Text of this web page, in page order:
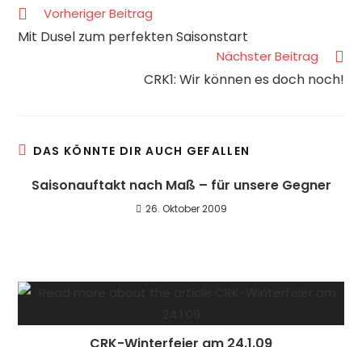
Vorheriger Beitrag
Mit Dusel zum perfekten Saisonstart
Nächster Beitrag
CRK1: Wir können es doch noch!
DAS KÖNNTE DIR AUCH GEFALLEN
Saisonauftakt nach Maß – für unsere Gegner
26. Oktober 2009